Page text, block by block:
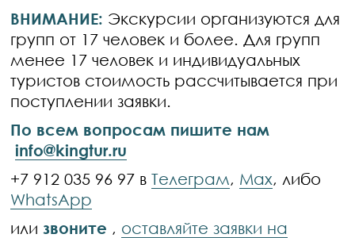
ВНИМАНИЕ: Экскурсии организуются для
групп от 17 человек и более. Для групп
менее 17 человек и индивидуальных
туристов стоимость рассчитывается при
поступлении заявки.
По всем вопросам пишите нам
info@kingtur.ru
+7 912 035 96 97 вТелеграм, Max, либо
WhatsApp
или звоните , оставляйте заявки на